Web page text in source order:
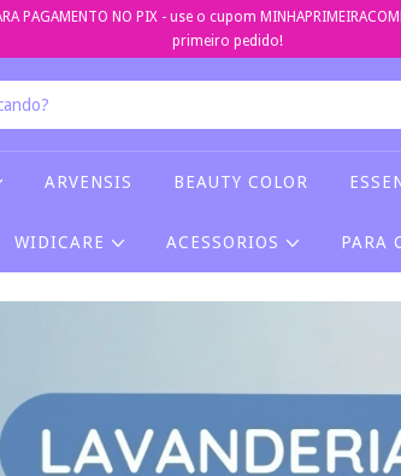
PAGAMENTO NO PIX - use o cupom
primeiro pedido!
ARVENSIS BEAUTY COLOR
WIDICARE ACESSORIOS PARA